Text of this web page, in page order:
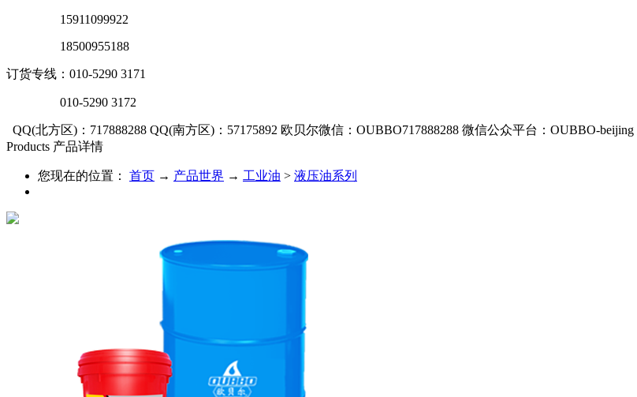
15911099922
18500955188
订货专线：010-5290 3171
010-5290 3172
QQ(北方区)：717888288 QQ(南方区)：57175892 欧贝尔微信：OUBBO717888288 微信公众平台：OUBBO-beijing
Products 产品详情
您现在的位置： 首页 → 产品世界 → 工业油 > 液压油系列